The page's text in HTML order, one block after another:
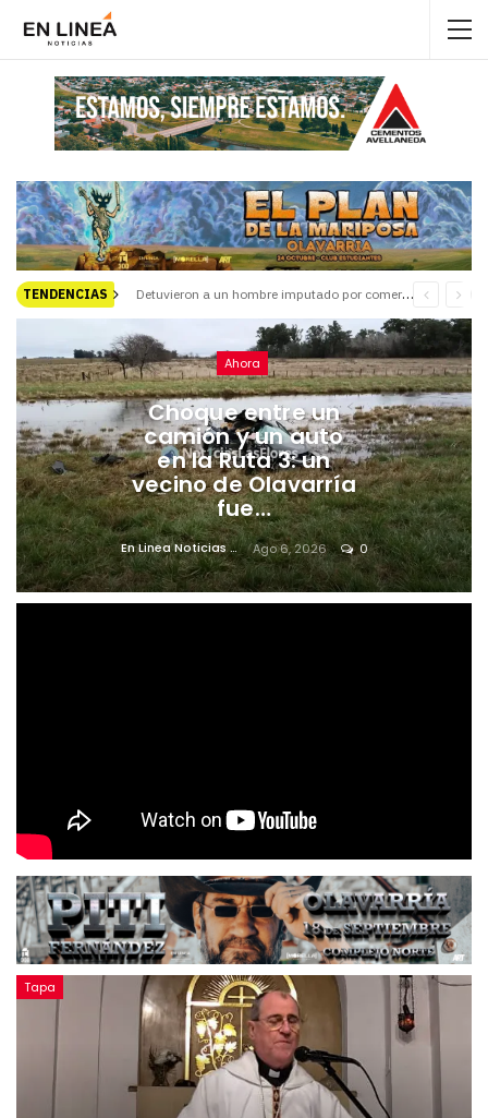
TENDENCIAS Detuvieron a un hombre imputado por comercialización de estupefacientes
Ahora
Choque entre un
camión y un auto
en la Ruta 3: un
vecino de Olavarría
fue…
En Linea Noticias Ago 6, 2026 0
Tapa